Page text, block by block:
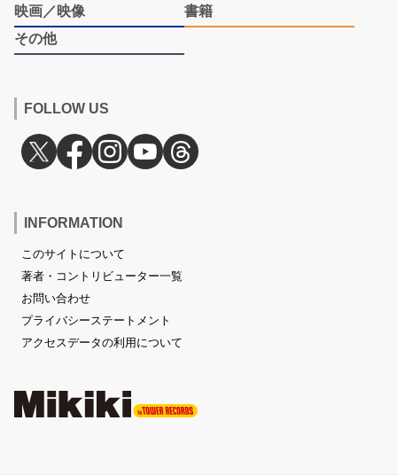
映画／映像
書籍
その他
FOLLOW US
INFORMATION
このサイトについて
著者・コントリビューター一覧
お問い合わせ
プライバシーステートメント
アクセスデータの利用について